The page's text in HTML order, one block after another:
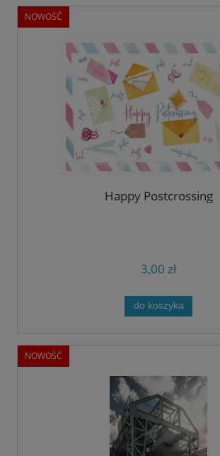
Happy Postcrossing
3,00 zł
do koszyka
NOWOŚĆ
NOWOŚĆ